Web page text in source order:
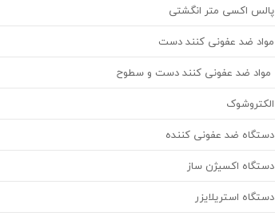
پالس اکسی متر انگشتی
مواد ضد عفونی کنند دست
مواد ضد عفونی کنند دست و سطوح
الکتروشوک
دستگاه ضد عفونی کننده
دستگاه اکسیژن ساز
دستگاه استریلایزر